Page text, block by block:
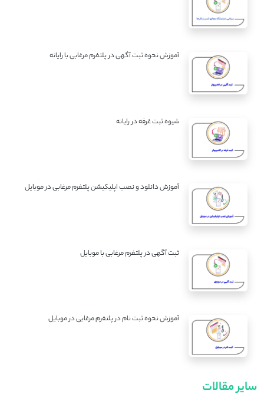
آموزش نحوه ثبت آگهی در پلتفرم مرغابی با رایانه
شیوه ثبت غرفه در رایانه
آموزش دانلود و نصب اپلیکیشن پلتفرم مرغابی در موبایل
ثبت آگهی در پلتفرم مرغابی با موبایل
آموزش نحوه ثبت نام در پلتفرم مرغابی در موبایل
سایر مقالات